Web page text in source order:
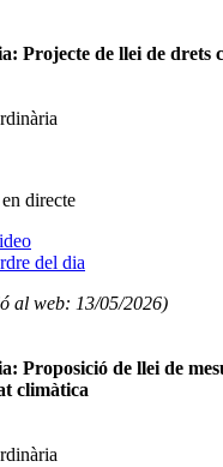
Projecte de llei de drets
directe
del dia
al web: 13/05/2026)
Proposició de llei de
climàtica